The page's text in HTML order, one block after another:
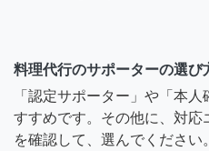
料理代行のサポーターの選び
「認定サポーター」や「本
すすめです。その他に、対
を確認して、選んでください。